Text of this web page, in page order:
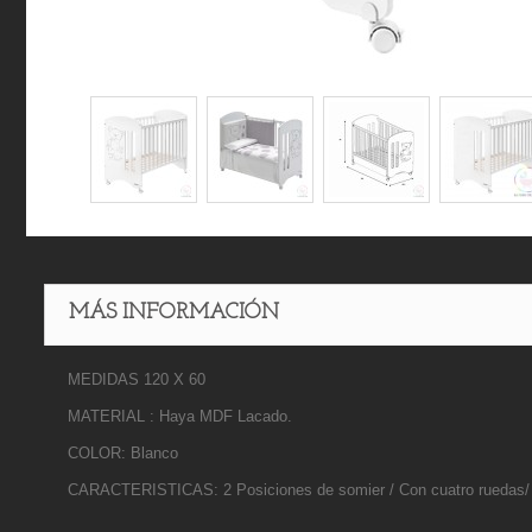
MÁS INFORMACIÓN
MEDIDAS 120 X 60
MATERIAL : Haya MDF Lacado.
COLOR: Blanco
CARACTERISTICAS: 2 Posiciones de somier / Con cuatro ruedas/